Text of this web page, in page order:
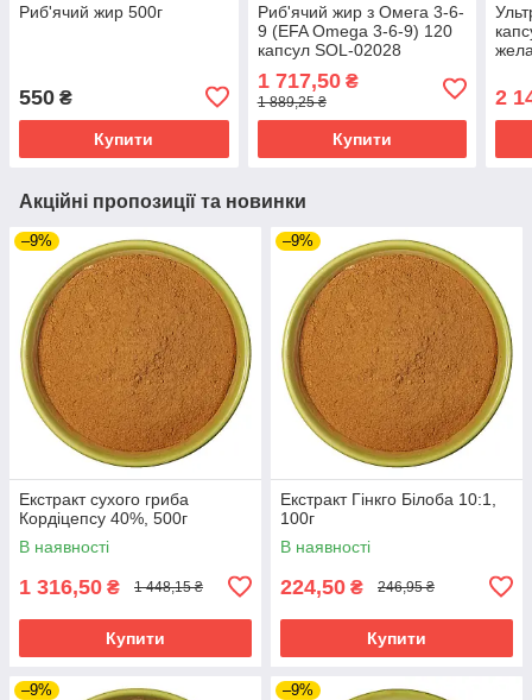
Риб'ячий жир 500г
550 ₴
Купити
Риб'ячий жир з Омега 3-6-
9 (EFA Omega 3-6-9) 120
капсул SOL-02028
1 717,50₴
1 889,25 ₴
Купити
2
Акційні пропозиції та новинки
–9%
Екстракт сухого гриба
Кордіцепсу 40%, 500г
В наявності
1 316,50 ₴ 1 448,15 ₴
Купити
–9%
Екстракт Гінкго Білоба 10:1,
100г
В наявності
224,50 ₴ 246,95 ₴
Купити
–9% –9%